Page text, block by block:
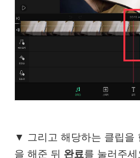
▼ 그리고 해당하는 클립을
을 해준 뒤 완료를 눌러주세